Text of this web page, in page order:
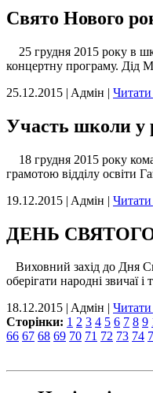
Свято Нового
25 грудня 2015 року в
концертну програму. Дід
25.12.2015 | Aдмін | Читати
Участь школи у
18 грудня 2015 року
грамотою відділу освіти
19.12.2015 | Aдмін | Читати
ДЕНЬ
Виховний захід до Дня
оберігати народні
18.12.2015 | Aдмін | Читати
Сторінки: 1 2 3 4 5 6 7 8 9
66 67 68 69 70 71 72 73 74